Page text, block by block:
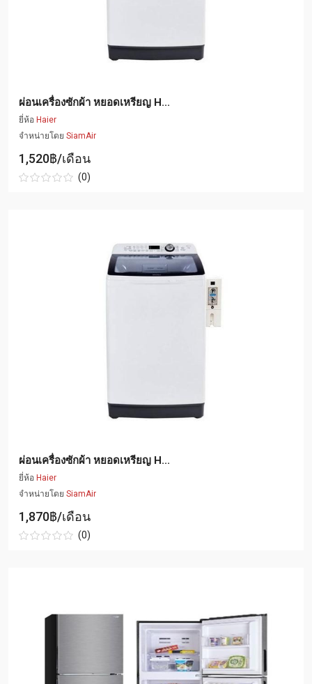
ผ่อนเครื่องซักผ้า หยอดเหรียญ H...
ยี่ห้อ Haier
จำหน่ายโดย SiamAir
1,520฿/เดือน
(0)
ผ่อนเครื่องซักผ้า หยอดเหรียญ H...
ยี่ห้อ Haier
จำหน่ายโดย SiamAir
1,870฿/เดือน
(0)